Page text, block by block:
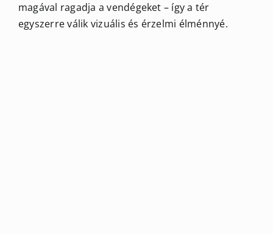
magával ragadja a vendégeket – így a tér
egyszerre válik vizuális és érzelmi élménnyé.